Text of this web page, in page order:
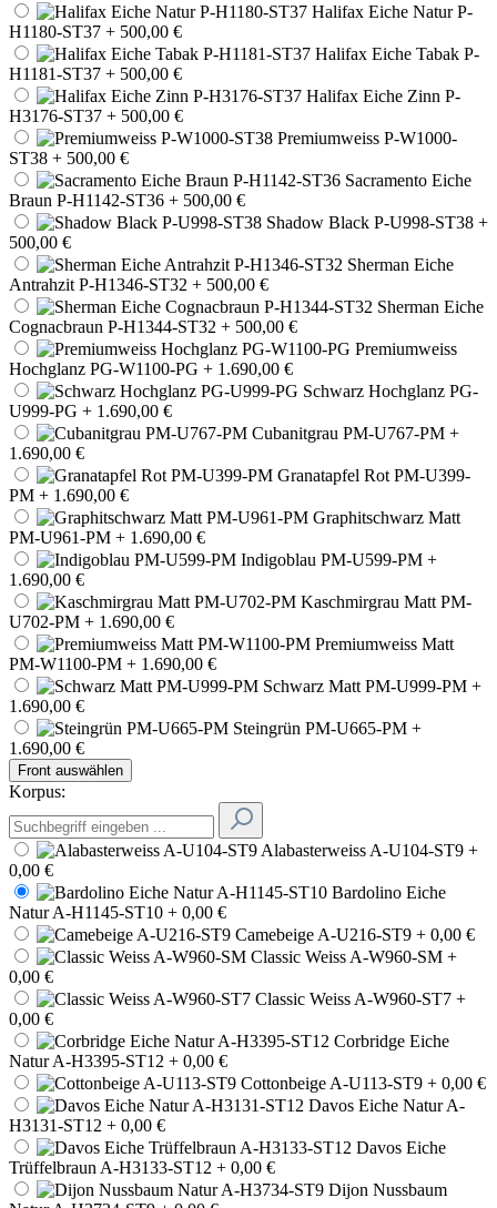
Halifax Eiche Natur P-
H1180-ST37 + 500,00 €
Halifax Eiche Tabak P-
H1181-ST37 + 500,00 €
Halifax Eiche Zinn P-
H3176-ST37 + 500,00 €
Premiumweiss P-W1000-
ST38 + 500,00 €
Sacramento Eiche
Braun P-H1142-ST36 + 500,00 €
Shadow Black P-U998-ST38 +
500,00 €
Sherman Eiche
Antrahzit P-H1346-ST32 + 500,00 €
Sherman Eiche
Cognacbraun P-H1344-ST32 + 500,00 €
Premiumweiss
Hochglanz PG-W1100-PG + 1.690,00 €
Schwarz Hochglanz PG-
U999-PG + 1.690,00 €
Cubanitgrau PM-U767-PM +
1.690,00 €
Granatapfel Rot PM-U399-
PM + 1.690,00 €
Graphitschwarz Matt
PM-U961-PM + 1.690,00 €
Indigoblau PM-U599-PM +
1.690,00 €
Kaschmirgrau Matt PM-
U702-PM + 1.690,00 €
Premiumweiss Matt
PM-W1100-PM + 1.690,00 €
Schwarz Matt PM-U999-PM +
1.690,00 €
Steingrün PM-U665-PM +
1.690,00 €
Front auswählen
Korpus:
Alabasterweiss A-U104-ST9 +
0,00 €
Bardolino Eiche
Natur A-H1145-ST10 + 0,00 €
Camebeige A-U216-ST9 + 0,00 €
Classic Weiss A-W960-SM +
0,00 €
Classic Weiss A-W960-ST7 +
0,00 €
Corbridge Eiche
Natur A-H3395-ST12 + 0,00 €
Cottonbeige A-U113-ST9 + 0,00 €
Davos Eiche Natur A-
H3131-ST12 + 0,00 €
Davos Eiche
Trüffelbraun A-H3133-ST12 + 0,00 €
Dijon Nussbaum